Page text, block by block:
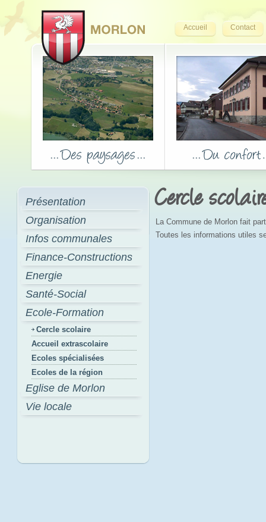
Accueil Contact
Présentation
Organisation
Infos communales
Finance-Constructions
Energie
Santé-Social
Ecole-Formation
Cercle scolaire
Accueil extrascolaire
Ecoles spécialisées
Ecoles de la région
Eglise de Morlon
Vie locale
Cercle
La Commune de Morlon fait
Toutes les informations utiles